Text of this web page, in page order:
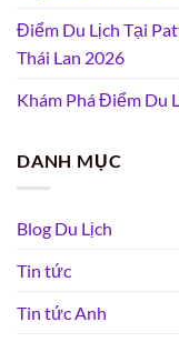
Điểm Du Lịch Tại
Thái Lan 2026
Khám Phá Điểm Du
DANH MỤC
Blog Du Lịch
Tin tức
Tin tức Anh